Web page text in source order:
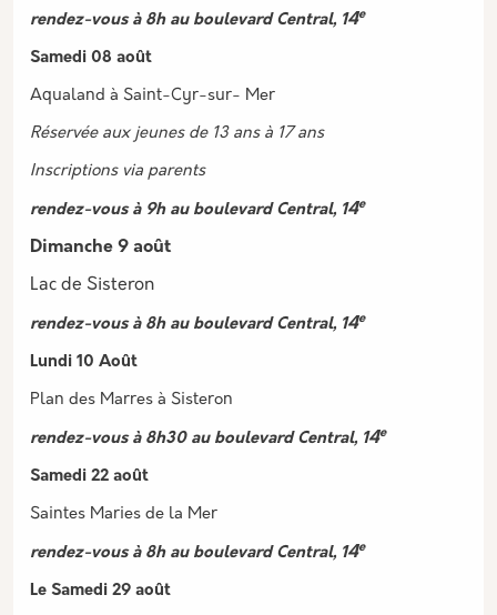
rendez-vous à 8h au boulevard Central, 14e
Samedi 08 août
Aqualand à Saint-Cyr-sur- Mer
Réservée aux jeunes de 13 ans à 17 ans
Inscriptions via parents
rendez-vous à 9h au boulevard Central, 14e
Dimanche 9 août
Lac de Sisteron
rendez-vous à 8h au boulevard Central, 14e
Lundi 10 Août
Plan des Marres à Sisteron
rendez-vous à 8h30 au boulevard Central, 14e
Samedi 22 août
Saintes Maries de la Mer
rendez-vous à 8h au boulevard Central, 14e
Le Samedi 29 août